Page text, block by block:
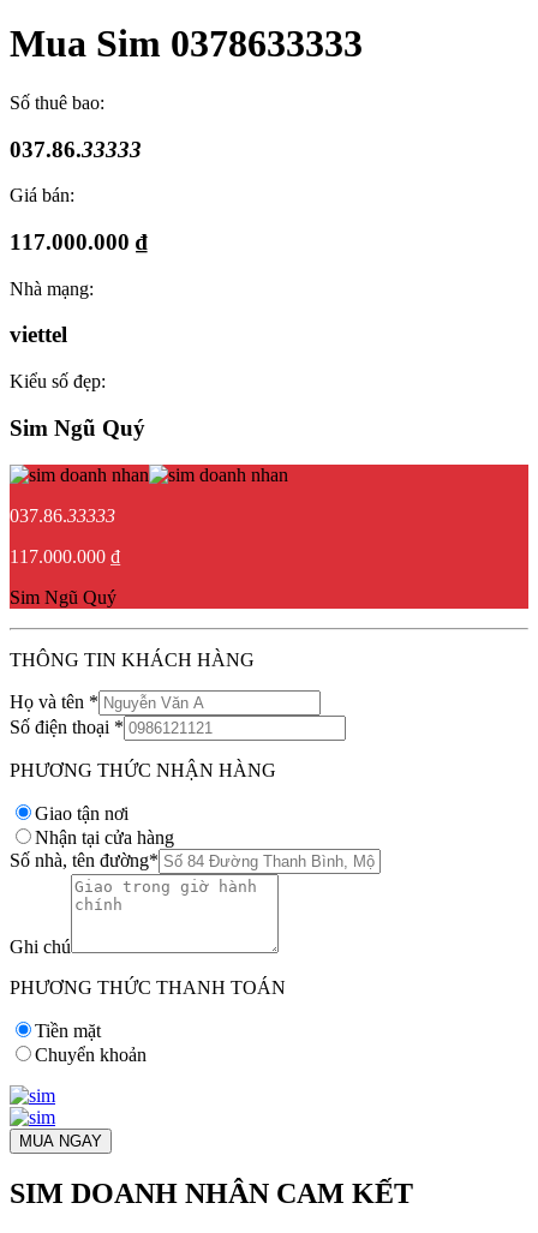
Mua Sim 0378633333
Số thuê bao:
037.86.33333
Giá bán:
117.000.000 ₫
Nhà mạng:
viettel
Kiểu số đẹp:
Sim Ngũ Quý
037.86.33333
117.000.000 ₫
Sim Ngũ Quý
THÔNG TIN KHÁCH HÀNG
Họ và tên *
Số điện thoại *
PHƯƠNG THỨC NHẬN HÀNG
Giao tận nơi
Nhận tại cửa hàng
Số nhà, tên đường*
Ghi chú
PHƯƠNG THỨC THANH TOÁN
Tiền mặt
Chuyển khoản
MUA NGAY
SIM DOANH NHÂN CAM KẾT